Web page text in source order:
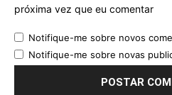
próxima vez que eu comentar
Notifique-me sobre novos
Notifique-me sobre novas